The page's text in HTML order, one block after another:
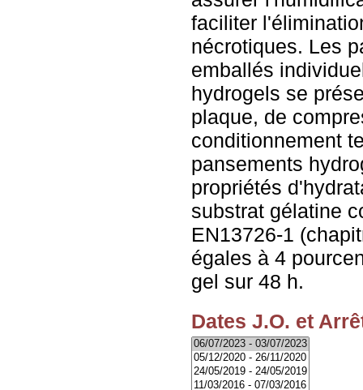
faciliter
nécrotiques. Les
emballés
hydrogels se
plaque, de
conditionnement
pansements
propriétés
substrat gélatine
EN13726-1
égales à 4
gel sur 48 h.
Dates J.O. et